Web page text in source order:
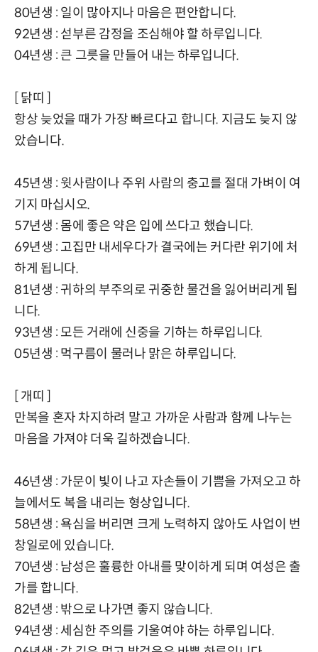
80년생 : 일이 많아지나 마음은 편안합니다.
92년생 : 섣부른 감정을 조심해야 할 하루입니다.
04년생 : 큰 그릇을 만들어 내는 하루입니다.
[ 닭띠 ]
항상 늦었을 때가 가장 빠르다고 합니다. 지금도 늦지 않
았습니다.
45년생 : 윗사람이나 주위 사람의 충고를 절대 가벼이 여
기지 마십시오.
57년생 : 몸에 좋은 약은 입에 쓰다고 했습니다.
69년생 : 고집만 내세우다가 결국에는 커다란 위기에 처
하게 됩니다.
81년생 : 귀하의 부주의로 귀중한 물건을 잃어버리게 됩
니다.
93년생 : 모든 거래에 신중을 기하는 하루입니다.
05년생 : 먹구름이 물러나 맑은 하루입니다.
[ 개띠 ]
만복을 혼자 차지하려 말고 가까운 사람과 함께 나누는
마음을 가져야 더욱 길하겠습니다.
46년생 : 가문이 빛이 나고 자손들이 기쁨을 가져오고 하
늘에서도 복을 내리는 형상입니다.
58년생 : 욕심을 버리면 크게 노력하지 않아도 사업이 번
창일로에 있습니다.
70년생 : 남성은 훌륭한 아내를 맞이하게 되며 여성은 출
가를 합니다.
82년생 : 밖으로 나가면 좋지 않습니다.
94년생 : 세심한 주의를 기울여야 하는 하루입니다.